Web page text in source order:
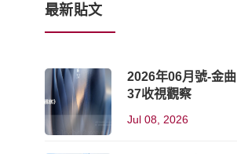
最新貼文
2026年06月號-金曲
37收視觀察
Jul 08, 2026